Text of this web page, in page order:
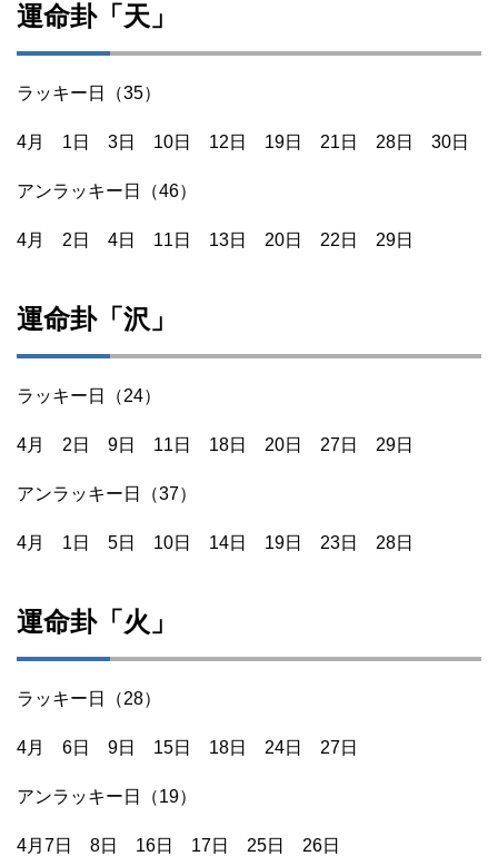
運命卦「天」
ラッキー日（35）
4月 1日 3日 10日 12日 19日 21日 28日 30日
アンラッキー日（46）
4月 2日 4日 11日 13日 20日 22日 29日
運命卦「沢」
ラッキー日（24）
4月 2日 9日 11日 18日 20日 27日 29日
アンラッキー日（37）
4月 1日 5日 10日 14日 19日 23日 28日
運命卦「火」
ラッキー日（28）
4月 6日 9日 15日 18日 24日 27日
アンラッキー日（19）
4月7日 8日 16日 17日 25日 26日